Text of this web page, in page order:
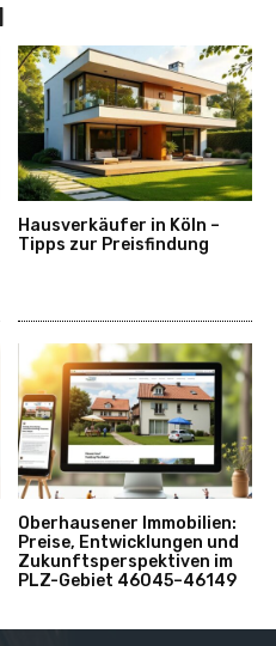
Hausverkäufer in Köln –
Tipps zur Preisfindung
Oberhausener Immobilien:
Preise, Entwicklungen und
Zukunftsperspektiven im
PLZ-Gebiet 46045–46149